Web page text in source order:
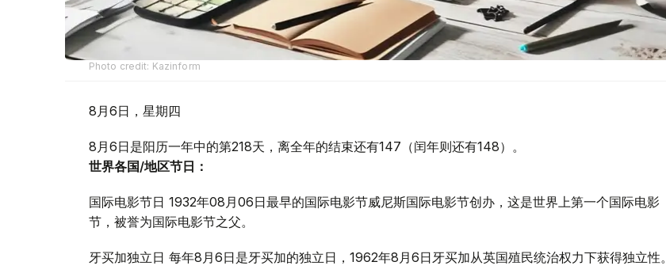
Photo credit: Kazinform
8月6日，星期四
8月6日是阳历一年中的第218天，离全年的结束还有147（闰年则还有148）。
世界各国/地区节日：
国际电影节日 1932年08月06日最早的国际电影节威尼斯国际电影节创办，这是世界上第一个国际电影
节，被誉为国际电影节之父。
牙买加独立日 每年8月6日是牙买加的独立日，1962年8月6日牙买加从英国殖民统治权力下获得独立性。